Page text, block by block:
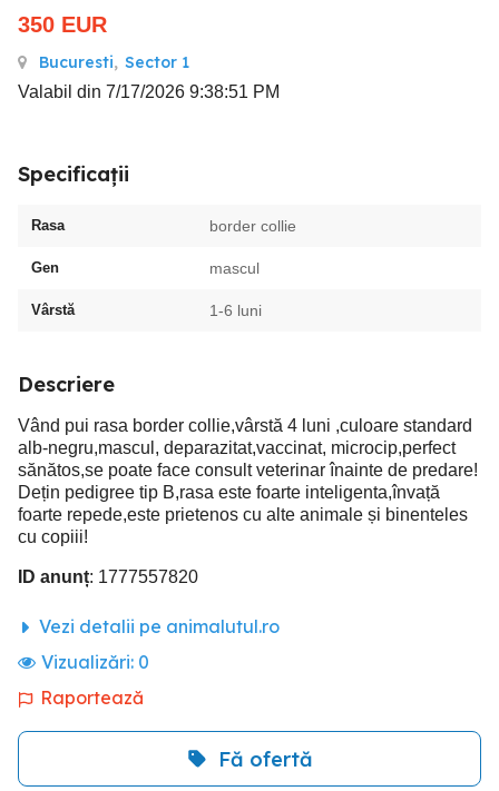
350 EUR
Bucuresti, Sector 1
Valabil din 7/17/2026 9:38:51 PM
Specificații
Rasa border collie
Gen mascul
Vârstă 1-6 luni
Descriere
Vând pui rasa border collie,vârstă 4 luni ,culoare standard
alb-negru,mascul, deparazitat,vaccinat, microcip,perfect
sănătos,se poate face consult veterinar înainte de predare!
Dețin pedigree tip B,rasa este foarte inteligenta,învață
foarte repede,este prietenos cu alte animale și binenteles
cu copiii!
ID anunț: 1777557820
Vezi detalii pe animalutul.ro
Vizualizări: 0
Raportează
Fă ofertă